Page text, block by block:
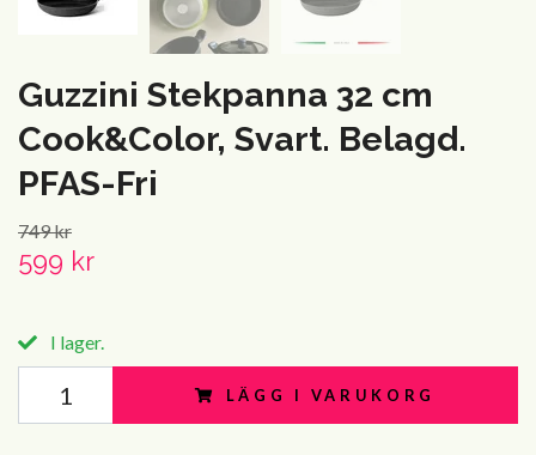
Guzzini Stekpanna 32 cm
Cook&Color, Svart. Belagd.
PFAS-Fri
749 kr
599 kr
I lager.
LÄGG I VARUKORG